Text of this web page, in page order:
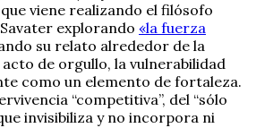
viene realizando el filósofo
explorando «la fuerza
su relato alrededor de la
de orgullo, la vulnerabilidad
como un elemento de fortaleza.
“competitiva”, del “sólo
invisibiliza y no incorpora ni